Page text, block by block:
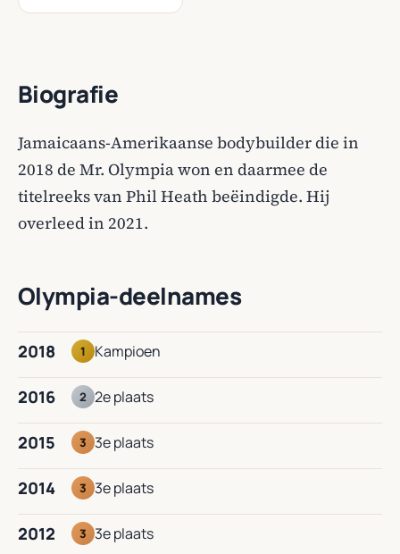
Biografie
Jamaicaans-Amerikaanse bodybuilder die in
2018 de Mr. Olympia won en daarmee de
titelreeks van Phil Heath beëindigde. Hij
overleed in 2021.
Olympia-deelnames
2018 1 Kampioen
2016 2 2e plaats
2015 3 3e plaats
2014 3 3e plaats
2012 3 3e plaats